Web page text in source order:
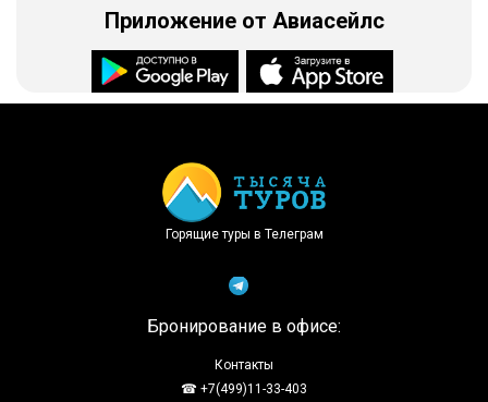
Приложение от Авиасейлс
Горящие туры в Телеграм
Бронирование в офисе:
Контакты
☎ +7(499)11-33-403